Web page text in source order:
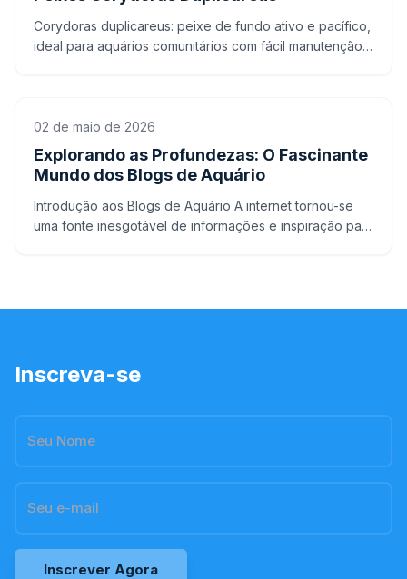
Corydoras duplicareus: peixe de fundo ativo e pacífico,
ideal para aquários comunitários com fácil manutenção
02 de maio de 2026
Explorando as Profundezas: O Fascinante
Mundo dos Blogs de Aquário
Introdução aos Blogs de Aquário A internet tornou-se
uma fonte inesgotável de informações e inspiração para
Inscreva-se
Inscrever Agora